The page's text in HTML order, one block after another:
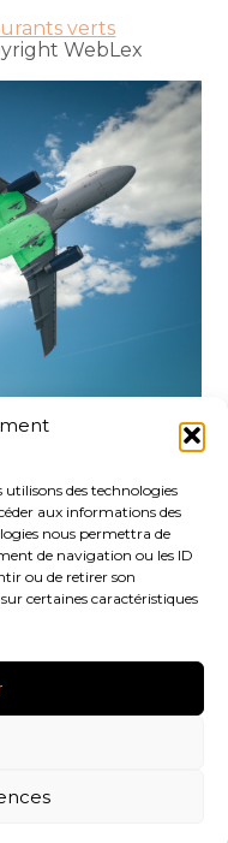
utilisons des technologies
aux informations des
nous permettra de
de navigation ou les ID
ou de retirer son
certaines caractéristiques
verts
WebLex
NOS OUTILS